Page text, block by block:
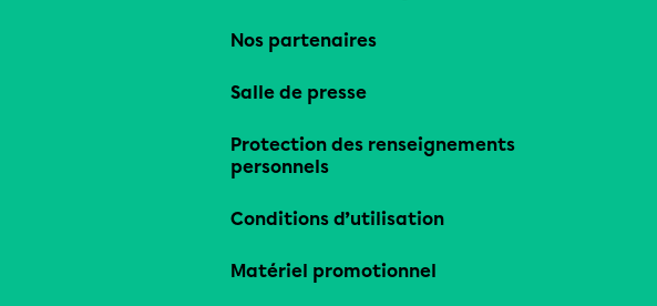
Nos partenaires
Salle de presse
Protection des renseignements
personnels
Conditions d’utilisation
Matériel promotionnel